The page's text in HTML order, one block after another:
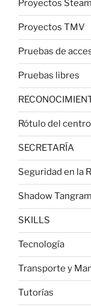
Proyectos Steam
Proyectos TMV
Pruebas de
Pruebas libres
Rótulo del centro
SECRETARÍA
Seguridad en la
Shadow Tangram
SKILLS
Tecnología
Transporte y
Tutorías